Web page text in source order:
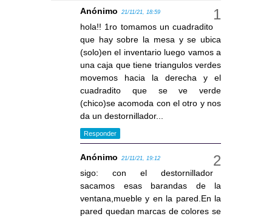
Anónimo 21/11/21, 18:59
hola!! 1ro tomamos un cuadradito
que hay sobre la mesa y se ubica
(solo)en el inventario luego vamos a
una caja que tiene triangulos verdes
movemos hacia la derecha y el
cuadradito que se ve verde
(chico)se acomoda con el otro y nos
da un destornillador...
Responder
Anónimo 21/11/21, 19:12
sigo: con el destornillador
sacamos esas barandas de la
ventana,mueble y en la pared.En la
pared quedan marcas de colores se